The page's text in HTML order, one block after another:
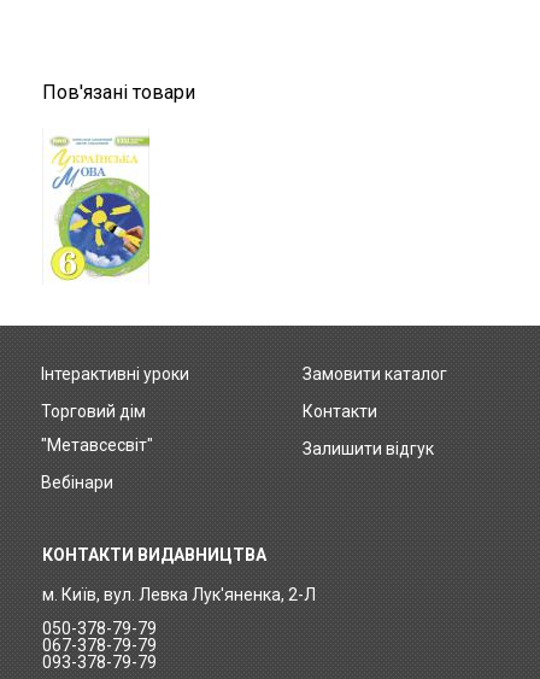
Пов'язані товари
КОНТАКТИ ВИДАВНИЦТВА
м. Київ, вул. Левка Лук'яненка, 2-Л
050-378-79-79
067-378-79-79
093-378-79-79
Footer
menu
Інтерактивні уроки
Торговий дім
"Метавсесвіт"
Вебінари
Замовити каталог
Контакти
Залишити відгук